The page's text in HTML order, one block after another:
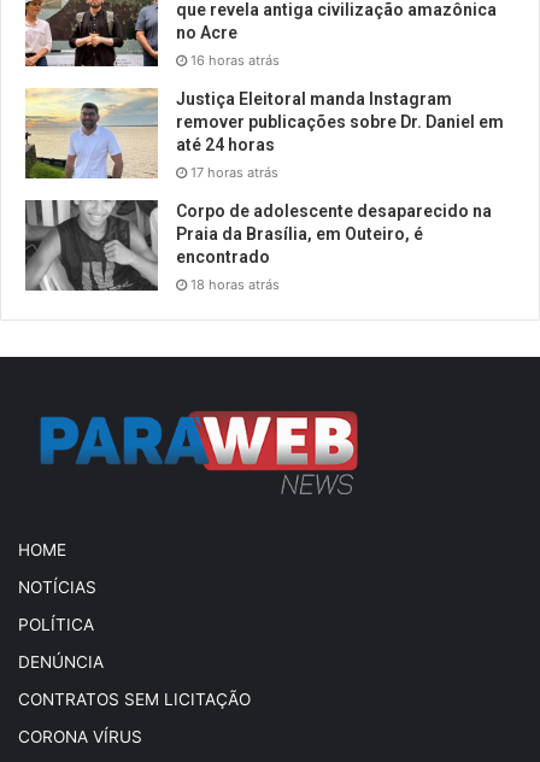
que revela antiga civilização amazônica
no Acre
16 horas atrás
Justiça Eleitoral manda Instagram
remover publicações sobre Dr. Daniel em
até 24 horas
17 horas atrás
Corpo de adolescente desaparecido na
Praia da Brasília, em Outeiro, é
encontrado
18 horas atrás
HOME
NOTÍCIAS
POLÍTICA
DENÚNCIA
CONTRATOS SEM LICITAÇÃO
CORONA VÍRUS